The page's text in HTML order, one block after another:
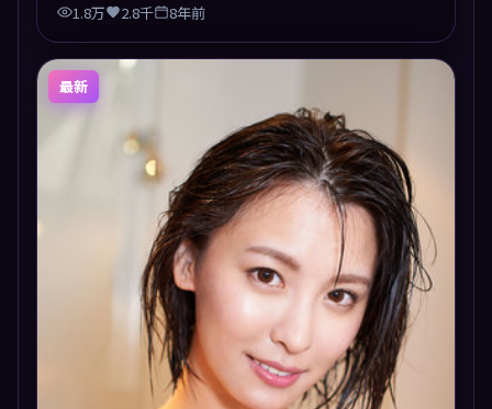
1.8万 2.8千 8年前
最新